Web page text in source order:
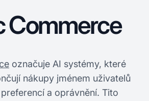
Commerce
označuje AI systémy, které
nákupy jménem uživatelů
a oprávnění. Tito